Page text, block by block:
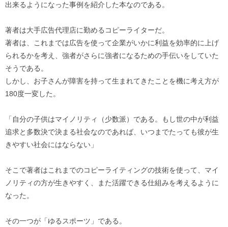
出来るようになった事例を紹介した本なのである。
著者は大手広告代理店に勤めるコピーライターだ。
著者は、これまでは広告を使って企業がいかに利益を効率的に上げ
られるかを考え、強者がさらに強者になるための手伝いをしていた
そうである。
しかし、お子さんが障害を持って生まれてきたことを機に考え方が
180度一変した。
「自分の子供はマイノリティ（少数派）である。もし世の中が利益
追求と多数決で決まる社会なのであれば、いつまでたっても彼が生
きやすい社会にはならない」
そこで著者はこれまでのコピーライティングの技術を使って、マイ
ノリティの方が生きやすく、また活躍できる仕組みを考えるように
なった。
その一つが「ゆるスポーツ」である。